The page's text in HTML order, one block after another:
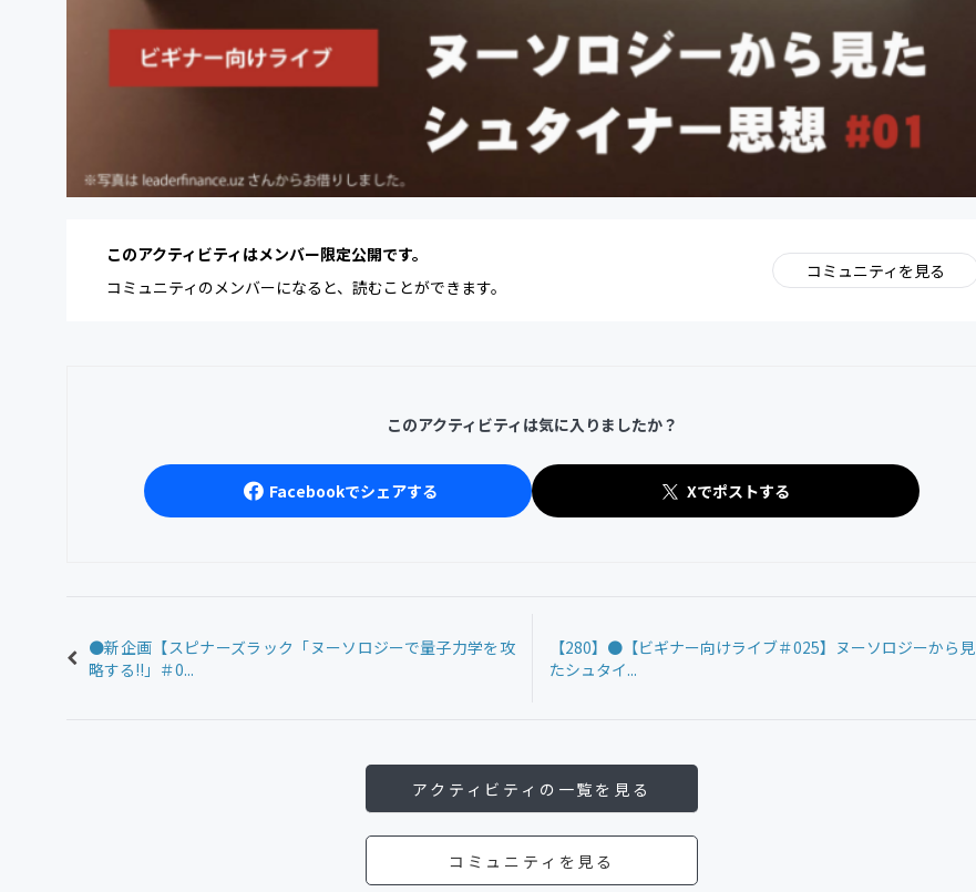
このアクティビティはメンバー限定公開です。
コミュニティのメンバーになると、読むことができます。
コミュニティを見る
このアクティビティは気に入りましたか？
Facebookでシェアする Xでポストする
●新企画【スピナーズラック「ヌーソロジーで量子力学を攻
略する!!」＃0...
【280】●【ビギナー向けライブ＃025】ヌーソロジーから見
たシュタイ...
アクティビティの一覧を見る
コミュニティを見る